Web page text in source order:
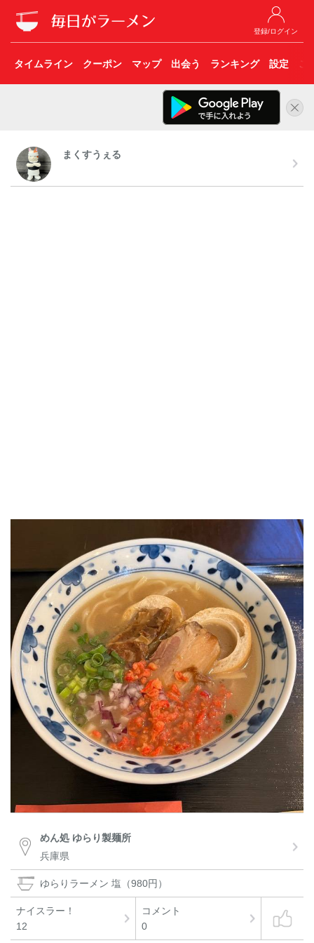
登録/ログイン
タイムライン クーポン マップ 出会う ランキング 設定 こ
まくすうぇる
めん処 ゆらり製麺所
兵庫県
ゆらりラーメン 塩（980円）
ナイスラー！
12
コメント
0